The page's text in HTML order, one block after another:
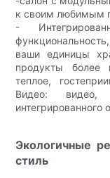
к своим любимым
-
ваши единицы
продукты более
теплое,
Видео: видео,
интегрированного
Экологичные
стиль